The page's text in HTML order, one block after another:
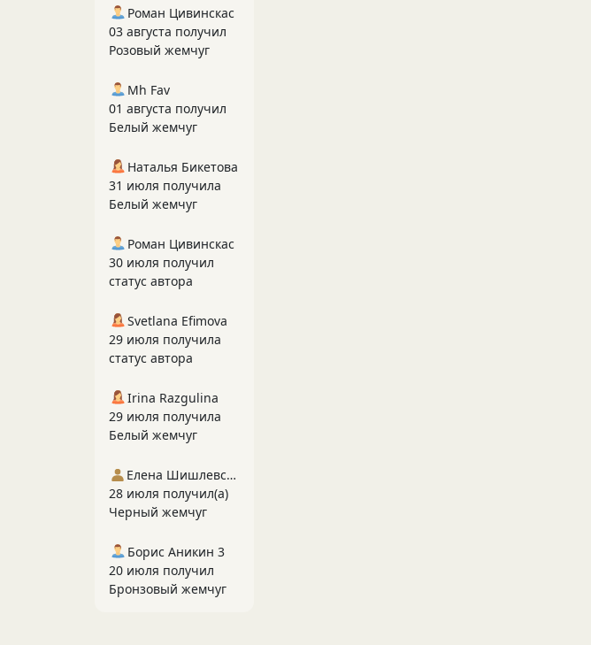
Роман Цивинскас
03 августа получил
Розовый жемчуг
Mh Fav
01 августа получил
Белый жемчуг
Наталья Бикетова
31 июля получила
Белый жемчуг
Роман Цивинскас
30 июля получил
статус автора
Svetlana Efimova
29 июля получила
статус автора
Irina Razgulina
29 июля получила
Белый жемчуг
Елена Шишлевская
28 июля получил(а)
Черный жемчуг
Борис Аникин 3
20 июля получил
Бронзовый жемчуг